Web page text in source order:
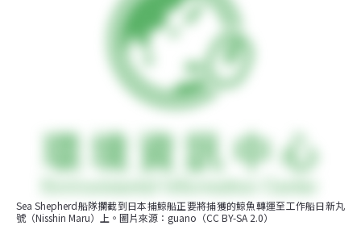
Sea Shepherd船隊攔截到日本捕鯨船正要將捕獲的鯨魚轉運至工作船日新丸
號（Nisshin Maru）上。圖片來源：guano（CC BY-SA 2.0）